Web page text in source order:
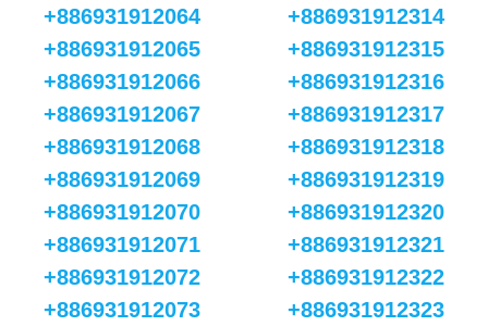
+886931912064
+886931912065
+886931912066
+886931912067
+886931912068
+886931912069
+886931912070
+886931912071
+886931912072
+886931912073
+886931912314
+886931912315
+886931912316
+886931912317
+886931912318
+886931912319
+886931912320
+886931912321
+886931912322
+886931912323